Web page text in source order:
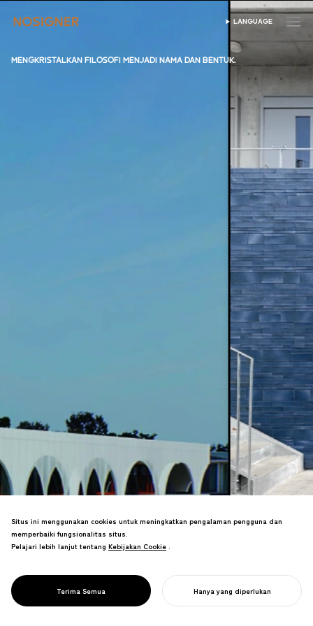
BERANDA PILIH BAHASA
LANGUAGE
MENGKRISTALKAN FILOSOFI MENJADI NAMA DAN BENTUK.
DESAIN BRANDING
Branding adalah proses mendefinisikan
dunianya. Dengan berhasil
filosofinya, merek menumbuhkan koneksi
alami dengan konsumen.
Situs ini menggunakan cookies untuk meningkatkan pengalaman pengguna dan
memperbaiki fungsionalitas situs.
Pelajari lebih lanjut tentang Kebijakan Cookie
Kebijakan Cookie .
Terima Semua Hanya yang diperlukan